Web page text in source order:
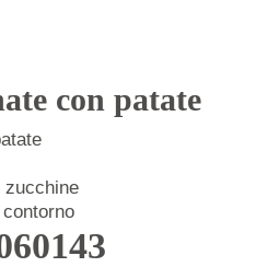
con patate
zucchine